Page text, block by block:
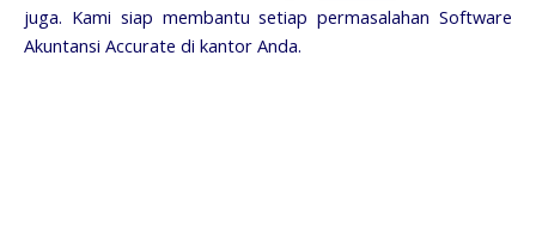
juga. Kami siap membantu setiap permasalahan Software
Akuntansi Accurate di kantor Anda.